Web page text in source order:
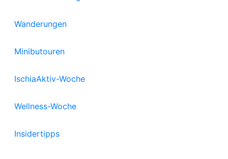
Wanderungen
Minibutouren
IschiaAktiv-Woche
Wellness-Woche
Insidertipps